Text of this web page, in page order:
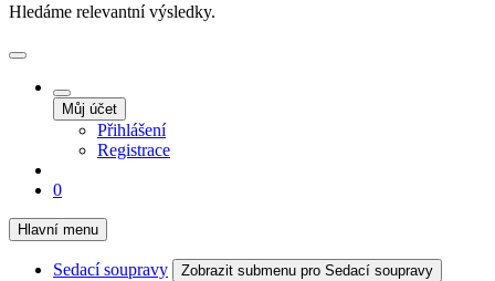
Hledáme relevantní výsledky.
Můj účet
Přihlášení
Registrace
0
Hlavní menu
Sedací soupravy Zobrazit submenu pro Sedací soupravy